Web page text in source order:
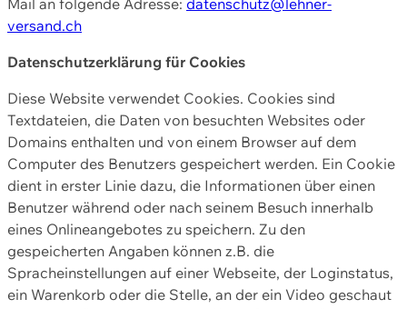
versand.ch
Datenschutzerklärung für Cookies
Diese Website verwendet Cookies. Cookies sind
Textdateien, die Daten von besuchten Websites oder
Domains enthalten und von einem Browser auf dem
Computer des Benutzers gespeichert werden. Ein Cookie
dient in erster Linie dazu, die Informationen über einen
Benutzer während oder nach seinem Besuch innerhalb
eines Onlineangebotes zu speichern. Zu den
gespeicherten Angaben können z.B. die
Spracheinstellungen auf einer Webseite, der Loginstatus,
ein Warenkorb oder die Stelle, an der ein Video geschaut